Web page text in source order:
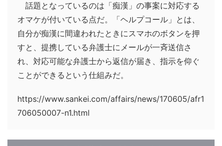
話題となっているのは「痴漢」の事案に対応する
オマケが付いている点だ。「ヘルプコール」とは、
自分が痴漢に間違われたときにスマホのボタンを押
すと、提携している弁護士にメールが一斉送信さ
れ、対応可能な弁護士から返信が届き、指示を仰ぐ
ことができるという仕組みだ。
https://www.sankei.com/affairs/news/170605/afr1
706050007-n1.html